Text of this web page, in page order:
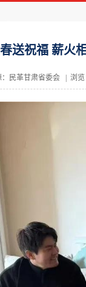
送祝福 薪
民革甘肃省委会 | 浏览